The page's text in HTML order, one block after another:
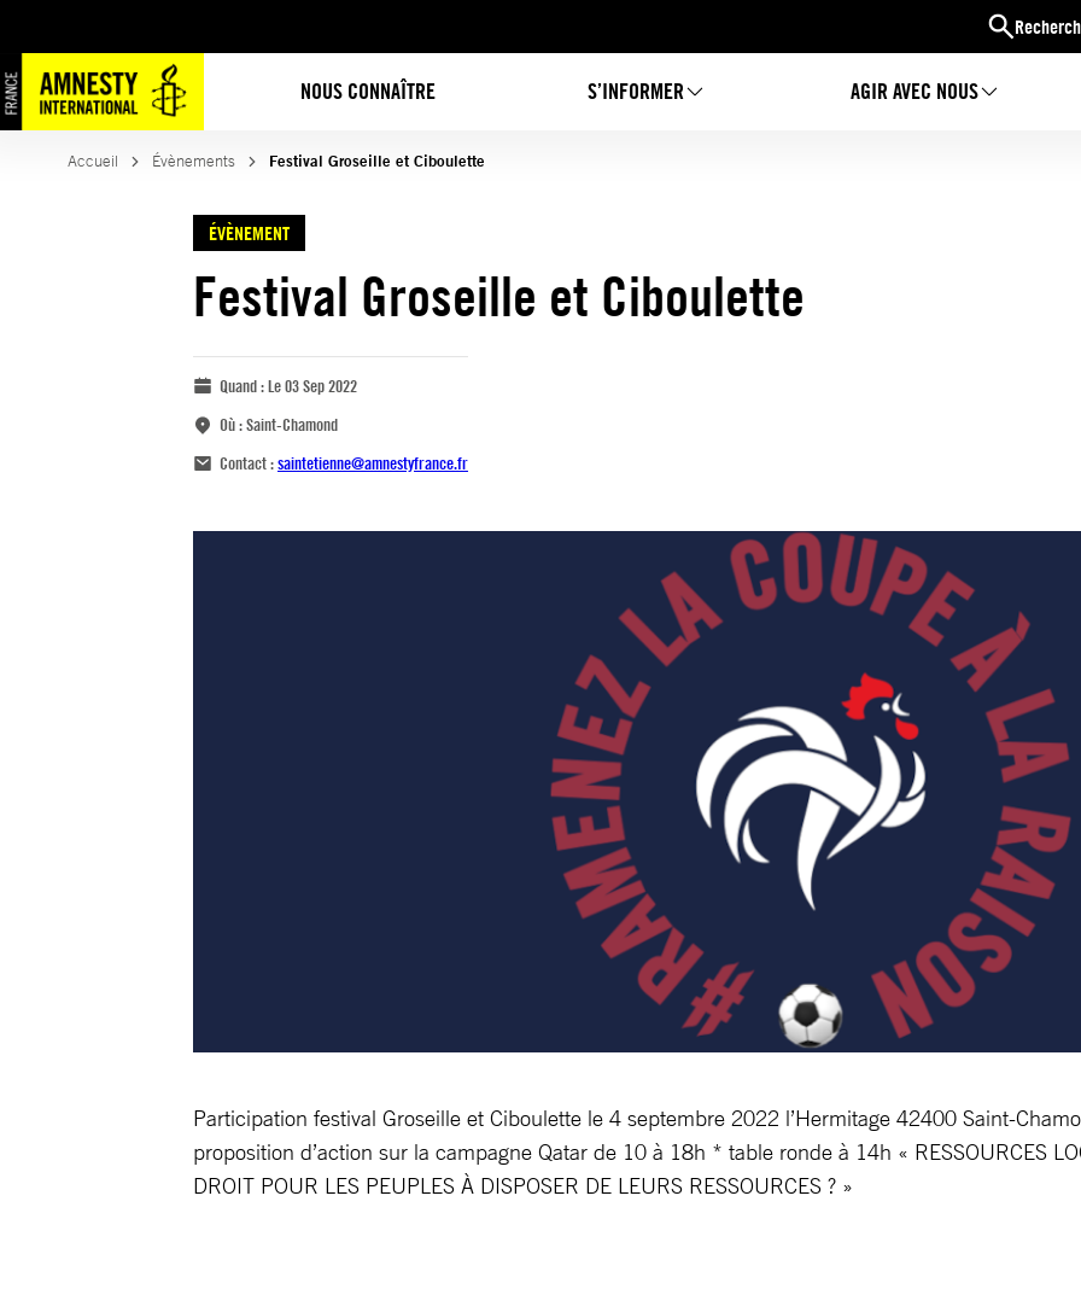
NOUS CONNAÎTRE S’INFORMER AGIR AVEC NOUS
Accueil Évènements Festival Groseille et Ciboulette
ÉVÈNEMENT
Festival Groseille et Ciboulette
Quand :Le 03 Sep 2022
Où :Saint-Chamond
Contact :saintetienne@amnestyfrance.fr
Participation festival Groseille et Ciboulette le 4 septembre 2022 l’Hermitage 42400 Saint-
proposition d’action sur la campagne Qatar de 10 à 18h * table ronde à 14h « RESSOURCES
DROIT POUR LES PEUPLES À DISPOSER DE LEURS RESSOURCES ? »